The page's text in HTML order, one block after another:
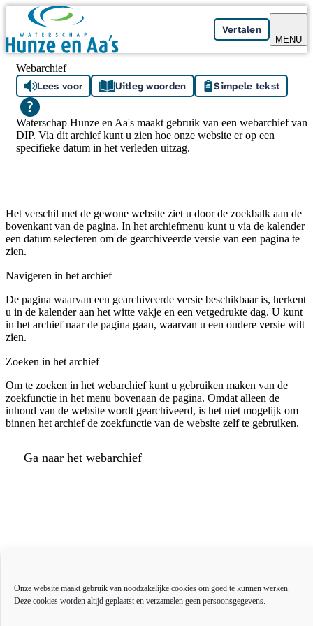
Onze website maakt gebruik van noodzakelijke cookies om goed te kunnen werken.
Deze cookies worden altijd geplaatst en verzamelen geen persoonsgegevens.
Skip navigation
Vertalen
MENU
Webarchief
Lees voor Uitleg woorden Simpele tekst
Waterschap Hunze en Aa's maakt gebruik van een webarchief van
DIP. Via dit archief kunt u zien hoe onze website er op een
specifieke datum in het verleden uitzag.
Het verschil met de gewone website ziet u door de zoekbalk aan de
bovenkant van de pagina. In het archiefmenu kunt u via de kalender
een datum selecteren om de gearchiveerde versie van een pagina te
zien.
Navigeren in het archief
De pagina waarvan een gearchiveerde versie beschikbaar is, herkent
u in de kalender aan het witte vakje en een vetgedrukte dag. U kunt
in het archief naar de pagina gaan, waarvan u een oudere versie wilt
zien.
Zoeken in het archief
Om te zoeken in het webarchief kunt u gebruiken maken van de
zoekfunctie in het menu bovenaan de pagina. Omdat alleen de
inhoud van de website wordt gearchiveerd, is het niet mogelijk om
binnen het archief de zoekfunctie van de website zelf te gebruiken.
Ga naar het webarchief
Over ons
Bestuur en organisatie